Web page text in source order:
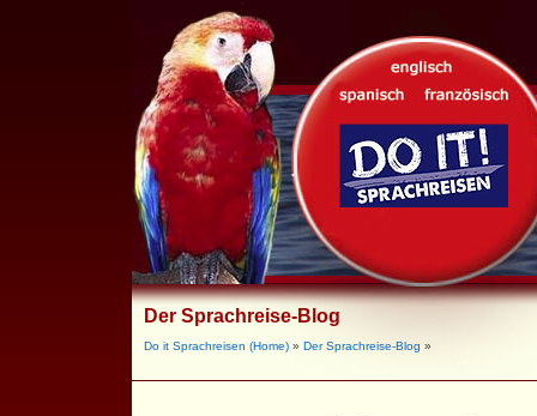
Der Sprachreise-Blog
Do it Sprachreisen (Home) » Der Sprachreise-Blog »